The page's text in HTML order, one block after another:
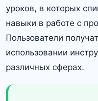
уроков, в которых
навыки в работе с
Пользователи
использовании
различных сферах.